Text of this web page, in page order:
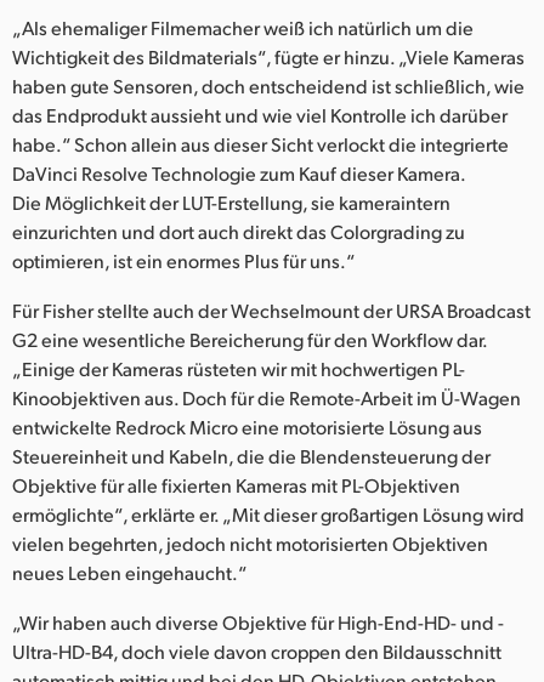
„Als ehemaliger Filmemacher weiß ich natürlich um die
Wichtigkeit des Bildmaterials“, fügte er hinzu. „Viele Kameras
haben gute Sensoren, doch entscheidend ist schließlich, wie
das Endprodukt aussieht und wie viel Kontrolle ich darüber
habe.“ Schon allein aus dieser Sicht verlockt die integrierte
DaVinci Resolve Technologie zum Kauf dieser Kamera.
Die Möglichkeit der LUT-Erstellung, sie kameraintern
einzurichten und dort auch direkt das Colorgrading zu
optimieren, ist ein enormes Plus für uns.“
Für Fisher stellte auch der Wechselmount der URSA Broadcast
G2 eine wesentliche Bereicherung für den Workflow dar.
„Einige der Kameras rüsteten wir mit hochwertigen PL-
Kinoobjektiven aus. Doch für die Remote-Arbeit im Ü-Wagen
entwickelte Redrock Micro eine motorisierte Lösung aus
Steuereinheit und Kabeln, die die Blendensteuerung der
Objektive für alle fixierten Kameras mit PL-Objektiven
ermöglichte“, erklärte er. „Mit dieser großartigen Lösung wird
vielen begehrten, jedoch nicht motorisierten Objektiven
neues Leben eingehaucht.“
„Wir haben auch diverse Objektive für High-End-HD- und -
Ultra-HD-B4, doch viele davon croppen den Bildausschnitt